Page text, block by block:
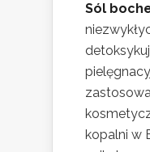
Sól
kopalni w